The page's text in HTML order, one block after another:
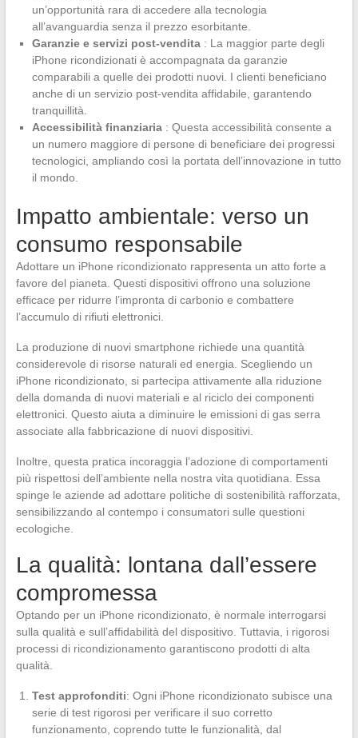
un’opportunità rara di accedere alla tecnologia
all’avanguardia senza il prezzo esorbitante.
Garanzie e servizi post-vendita : La maggior parte degli
iPhone ricondizionati è accompagnata da garanzie
comparabili a quelle dei prodotti nuovi. I clienti beneficiano
anche di un servizio post-vendita affidabile, garantendo
tranquillità.
Accessibilità finanziaria : Questa accessibilità consente a
un numero maggiore di persone di beneficiare dei progressi
tecnologici, ampliando così la portata dell’innovazione in tutto
il mondo.
Impatto ambientale: verso un
consumo responsabile
Adottare un iPhone ricondizionato rappresenta un atto forte a
favore del pianeta. Questi dispositivi offrono una soluzione
efficace per ridurre l’impronta di carbonio e combattere
l’accumulo di rifiuti elettronici.
La produzione di nuovi smartphone richiede una quantità
considerevole di risorse naturali ed energia. Scegliendo un
iPhone ricondizionato, si partecipa attivamente alla riduzione
della domanda di nuovi materiali e al riciclo dei componenti
elettronici. Questo aiuta a diminuire le emissioni di gas serra
associate alla fabbricazione di nuovi dispositivi.
Inoltre, questa pratica incoraggia l’adozione di comportamenti
più rispettosi dell’ambiente nella nostra vita quotidiana. Essa
spinge le aziende ad adottare politiche di sostenibilità rafforzata,
sensibilizzando al contempo i consumatori sulle questioni
ecologiche.
La qualità: lontana dall’essere
compromessa
Optando per un iPhone ricondizionato, è normale interrogarsi
sulla qualità e sull’affidabilità del dispositivo. Tuttavia, i rigorosi
processi di ricondizionamento garantiscono prodotti di alta
qualità.
Test approfonditi: Ogni iPhone ricondizionato subisce una
serie di test rigorosi per verificare il suo corretto
funzionamento, coprendo tutte le funzionalità, dal